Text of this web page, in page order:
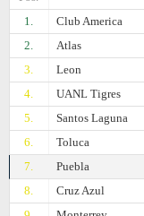
1.
Club America
2.
Atlas
3.
Leon
4.
UANL Tigres
5.
Santos Laguna
6.
Toluca
7.
Puebla
8.
Cruz Azul